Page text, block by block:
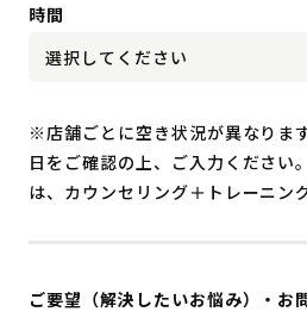
時間
※店舗ごとに空き状況が異なりま
日をご確認の上、ご入力くださ
は、カウンセリング＋トレーニン
ご要望（解決したいお悩み）・お